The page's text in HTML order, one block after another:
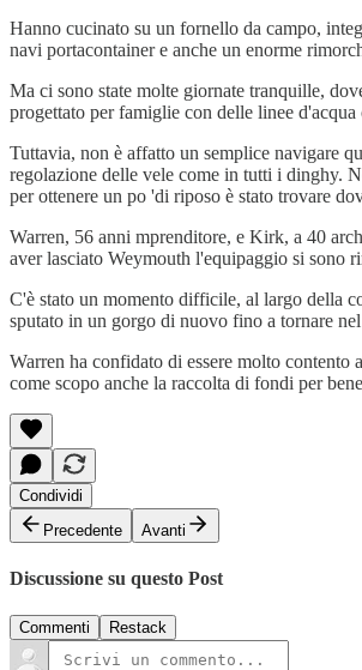
Hanno cucinato su un fornello da campo,
navi portacontainer e anche un enorme
Ma ci sono state molte giornate tranquille,
progettato per famiglie con delle linee
Tuttavia, non è affatto un semplice navigare
regolazione delle vele come in tutti i dinghy.
per ottenere un po 'di riposo è stato trovare
Warren, 56 anni mprenditore, e Kirk, a 40
aver lasciato Weymouth l'equipaggio si sono
C'è stato un momento difficile, al largo della
sputato in un gorgo di nuovo fino a tornare
Warren ha confidato di essere molto
come scopo anche la raccolta di fondi per
Condividi
Precedente
Avanti
Discussione su questo Post
Commenti Restack